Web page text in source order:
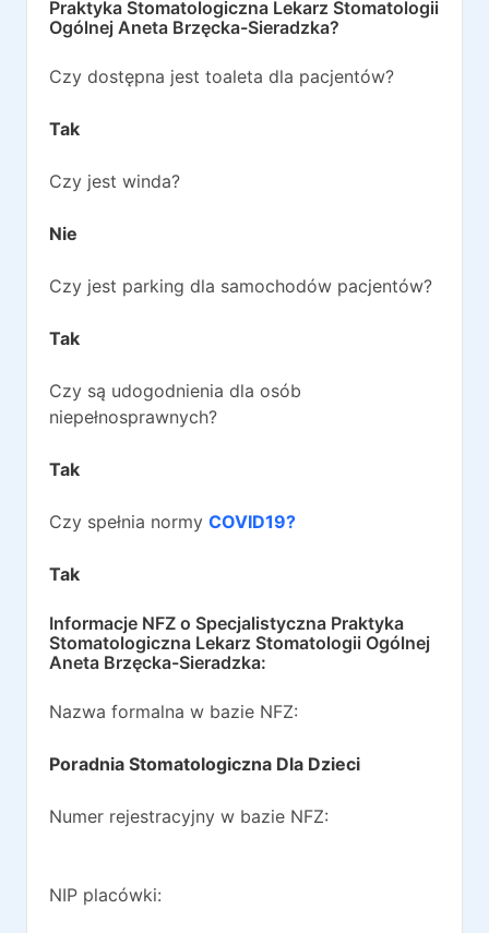
Praktyka Stomatologiczna Lekarz Stomatologii
Ogólnej Aneta Brzęcka-Sieradzka?
Czy dostępna jest toaleta dla pacjentów?
Tak
Czy jest winda?
Nie
Czy jest parking dla samochodów pacjentów?
Tak
Czy są udogodnienia dla osób
niepełnosprawnych?
Tak
Czy spełnia normy COVID19?
Tak
Informacje NFZ o Specjalistyczna Praktyka
Stomatologiczna Lekarz Stomatologii Ogólnej
Aneta Brzęcka-Sieradzka:
Nazwa formalna w bazie NFZ:
Poradnia Stomatologiczna Dla Dzieci
Numer rejestracyjny w bazie NFZ:
NIP placówki: